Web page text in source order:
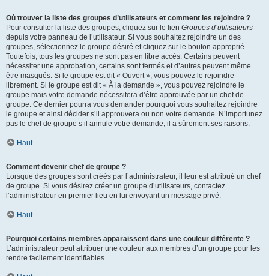
Où trouver la liste des groupes d’utilisateurs et comment les rejoindre ?
Pour consulter la liste des groupes, cliquez sur le lien Groupes d’utilisateurs
depuis votre panneau de l’utilisateur. Si vous souhaitez rejoindre un des
groupes, sélectionnez le groupe désiré et cliquez sur le bouton approprié.
Toutefois, tous les groupes ne sont pas en libre accès. Certains peuvent
nécessiter une approbation, certains sont fermés et d’autres peuvent même
être masqués. Si le groupe est dit « Ouvert », vous pouvez le rejoindre
librement. Si le groupe est dit « À la demande », vous pouvez rejoindre le
groupe mais votre demande nécessitera d’être approuvée par un chef de
groupe. Ce dernier pourra vous demander pourquoi vous souhaitez rejoindre
le groupe et ainsi décider s’il approuvera ou non votre demande. N’importunez
pas le chef de groupe s’il annule votre demande, il a sûrement ses raisons.
Haut
Comment devenir chef de groupe ?
Lorsque des groupes sont créés par l’administrateur, il leur est attribué un chef
de groupe. Si vous désirez créer un groupe d’utilisateurs, contactez
l’administrateur en premier lieu en lui envoyant un message privé.
Haut
Pourquoi certains membres apparaissent dans une couleur différente ?
L’administrateur peut attribuer une couleur aux membres d’un groupe pour les
rendre facilement identifiables.